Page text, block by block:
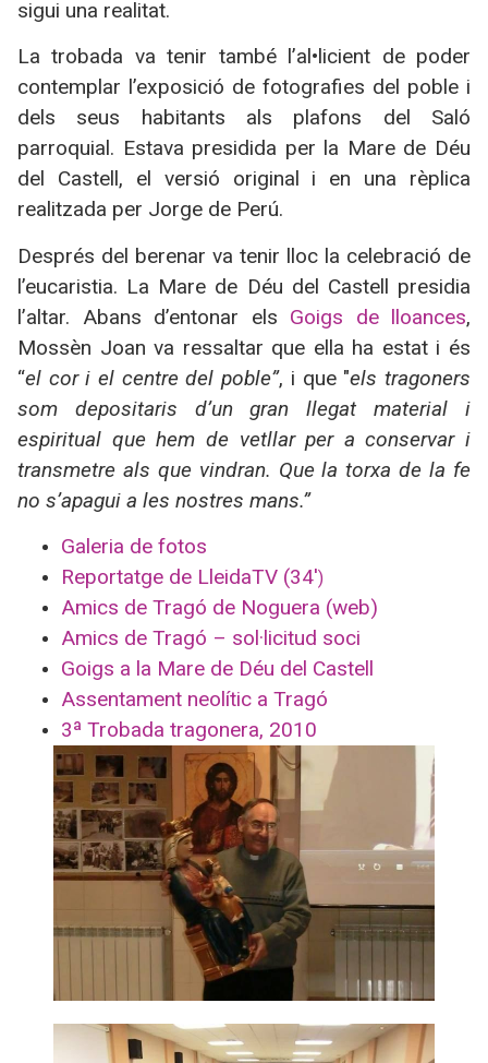
sigui una realitat.
La trobada va tenir també l’al•licient de poder
contemplar l’exposició de fotografies del poble i
dels seus habitants als plafons del Saló
parroquial. Estava presidida per la Mare de Déu
del Castell, el versió original i en una rèplica
realitzada per Jorge de Perú.
Després del berenar va tenir lloc la celebració de
l’eucaristia. La Mare de Déu del Castell presidia
l’altar. Abans d’entonar els Goigs de lloances,
Mossèn Joan va ressaltar que ella ha estat i és
“el cor i el centre del poble”, i que "els tragoners
som depositaris d’un gran llegat material i
espiritual que hem de vetllar per a conservar i
transmetre als que vindran. Que la torxa de la fe
no s’apagui a les nostres mans.”
Galeria de fotos
Reportatge de LleidaTV (34′)
Amics de Tragó de Noguera (web)
Amics de Tragó – sol·licitud soci
Goigs a la Mare de Déu del Castell
Assentament neolític a Tragó
3ª Trobada tragonera, 2010